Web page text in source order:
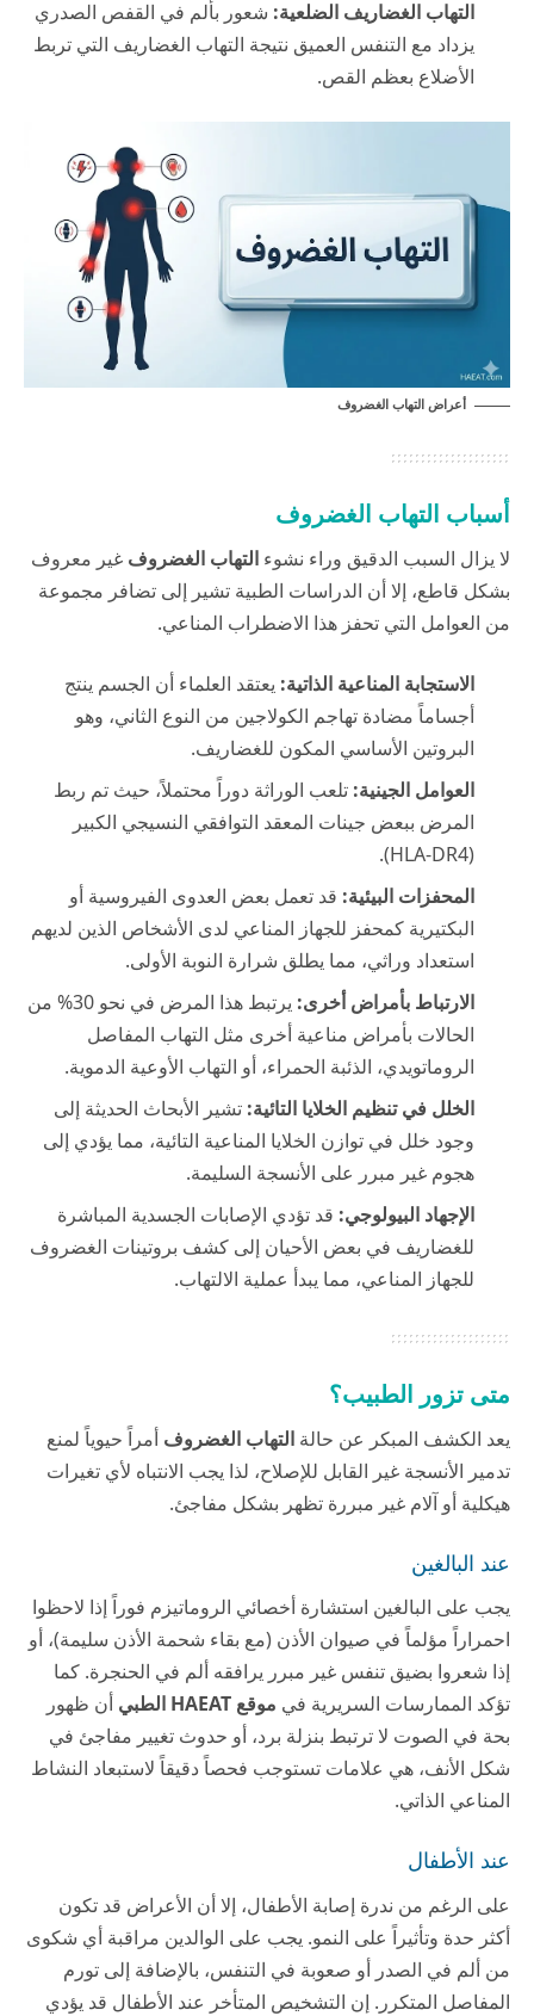
التهاب الغضاريف الضلعية: شعور بألم في القفص الصدري
يزداد مع التنفس العميق نتيجة التهاب الغضاريف التي تربط
الأضلاع بعظم القص.
أعراض التهاب الغضروف
أسباب التهاب الغضروف
لا يزال السبب الدقيق وراء نشوء التهاب الغضروف غير معروف
بشكل قاطع، إلا أن الدراسات الطبية تشير إلى تضافر مجموعة
من العوامل التي تحفز هذا الاضطراب المناعي.
الاستجابة المناعية الذاتية: يعتقد العلماء أن الجسم ينتج
أجساماً مضادة تهاجم الكولاجين من النوع الثاني، وهو
البروتين الأساسي المكون للغضاريف.
العوامل الجينية: تلعب الوراثة دوراً محتملاً، حيث تم ربط
المرض ببعض جينات المعقد التوافقي النسيجي الكبير
(HLA-DR4).
المحفزات البيئية: قد تعمل بعض العدوى الفيروسية أو
البكتيرية كمحفز للجهاز المناعي لدى الأشخاص الذين لديهم
استعداد وراثي، مما يطلق شرارة النوبة الأولى.
الارتباط بأمراض أخرى:
يرتبط هذا المرض في نحو 30% من
الحالات بأمراض مناعية أخرى مثل التهاب المفاصل
الروماتويدي، الذئبة الحمراء، أو التهاب الأوعية الدموية.
الخلل في تنظيم الخلايا التائية: تشير الأبحاث الحديثة إلى
وجود خلل في توازن الخلايا المناعية التائية، مما يؤدي إلى
هجوم غير مبرر على الأنسجة السليمة.
الإجهاد البيولوجي: قد تؤدي الإصابات الجسدية المباشرة
للغضاريف في بعض الأحيان إلى كشف بروتينات الغضروف
للجهاز المناعي، مما يبدأ عملية الالتهاب.
متى تزور الطبيب؟
يعد الكشف المبكر عن حالة التهاب الغضروف أمراً حيوياً لمنع
تدمير الأنسجة غير القابل للإصلاح، لذا يجب الانتباه لأي تغيرات
هيكلية أو آلام غير مبررة تظهر بشكل مفاجئ.
عند البالغين
يجب على البالغين استشارة أخصائي الروماتيزم فوراً إذا لاحظوا
احمراراً مؤلماً في صيوان الأذن (مع بقاء شحمة الأذن سليمة)، أو
إذا شعروا بضيق تنفس غير مبرر يرافقه ألم في الحنجرة. كما
تؤكد الممارسات السريرية في موقع HAEAT الطبي
أن ظهور
بحة في الصوت لا ترتبط بنزلة برد، أو حدوث تغيير مفاجئ في
شكل الأنف، هي علامات تستوجب فحصاً دقيقاً لاستبعاد النشاط
المناعي الذاتي.
عند الأطفال
على الرغم من ندرة إصابة الأطفال، إلا أن الأعراض قد تكون
أكثر حدة وتأثيراً على النمو. يجب على الوالدين مراقبة أي شكوى
من ألم في الصدر أو صعوبة في التنفس، بالإضافة إلى تورم
المفاصل المتكرر. إن التشخيص المتأخر عند الأطفال قد يؤدي